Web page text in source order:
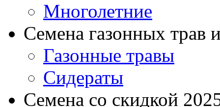
Многолетние
Семена газонных трав
Газонные травы
Сидераты
Семена со скидкой